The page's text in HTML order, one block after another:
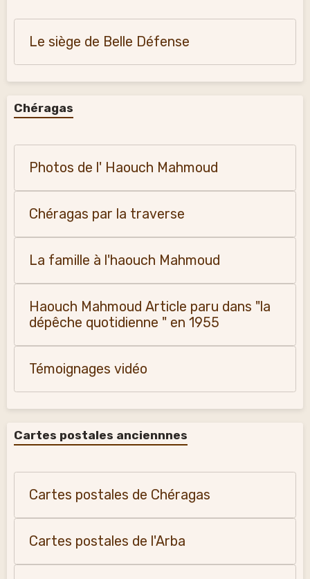
Le siège de Belle Défense
Chéragas
Photos de l' Haouch Mahmoud
Chéragas par la traverse
La famille à l'haouch Mahmoud
Haouch Mahmoud Article paru dans "la
dépêche quotidienne " en 1955
Témoignages vidéo
Cartes postales anciennnes
Cartes postales de Chéragas
Cartes postales de l'Arba